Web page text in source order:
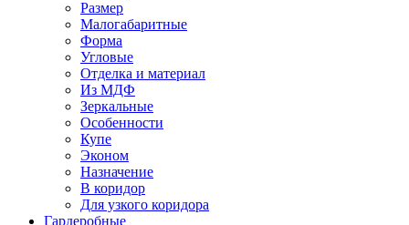
Размер
Малогабаритные
Форма
Угловые
Отделка и материал
Из МДФ
Зеркальные
Особенности
Купе
Эконом
Назначение
В коридор
Для узкого коридора
Гардеробные